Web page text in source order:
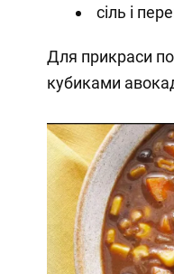
сіль і
Для прикраси
кубиками